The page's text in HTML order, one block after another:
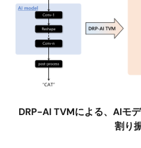
DRP-AI TVMによる、AIモ
割り